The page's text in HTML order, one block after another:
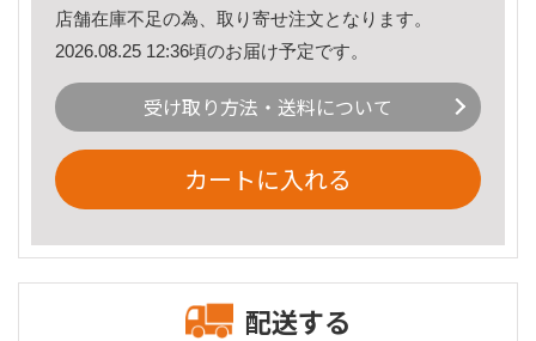
店舗在庫不足の為、取り寄せ注文となります。
2026.08.25 12:36頃のお届け予定です。
受け取り方法・送料について
カートに入れる
配送する